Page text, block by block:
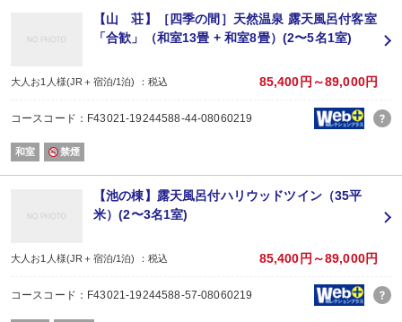
【山 荘】［四季の間］天然温泉 露天風呂付客室
「合歓」（和室13畳 + 和室8畳）(2〜5名1室)
大人お1人様(JR＋宿泊/1泊) ：税込 85,400円～89,000円
コースコード：F43021-19244588-44-08060219
和室 禁煙
【池の棟】露天風呂付ハリウッドツイン（35平
米）(2〜3名1室)
大人お1人様(JR＋宿泊/1泊) ：税込 85,400円～89,000円
コースコード：F43021-19244588-57-08060219